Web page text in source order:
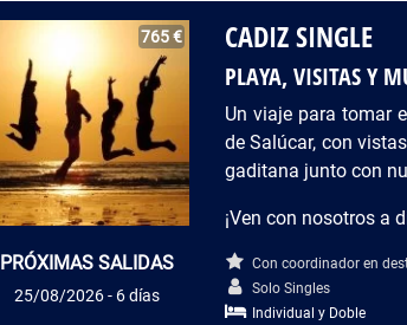
765 € CADIZ SINGLE
PLAYA, VISITAS Y
Un viaje para tomar
de Salúcar, con
gaditana junto con
¡Ven con nosotros a
Con coordinador en
Solo Singles
Individual y Doble
PRÓXIMAS SALIDAS
25/08/2026 - 6 días